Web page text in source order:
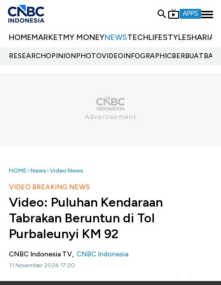
APPS
HOMEMARKETMY MONEYNEWSTECHLIFESTYLESHARIA
RESEARCHOPINIONPHOTOVIDEOINFOGRAPHIC
HOME News Video News
VIDEO BREAKING NEWS
Video: Puluhan Kendaraan
Tabrakan Beruntun di Tol
Purbaleunyi KM 92
CNBC Indonesia TV, CNBC Indonesia
11 November 2024 17:20